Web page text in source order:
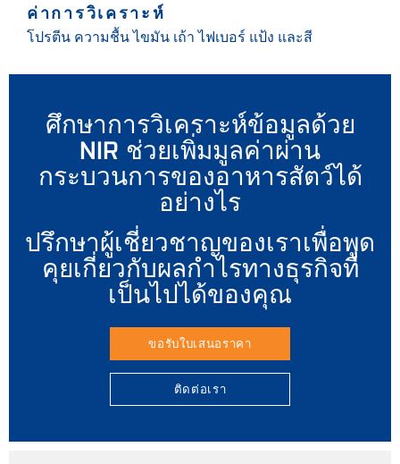
ค่าการวิเคราะห์
โปรตีน ความชื้น ไขมัน เถ้า ไฟเบอร์ แป้ง และสี
ศึกษาการวิเคราะห์ข้อมูลด้วย
NIR ช่วยเพิ่มมูลค่าผ่าน
กระบวนการของอาหารสัตว์ได้
อย่างไร
ปรึกษาผู้เชี่ยวชาญของเราเพื่อพูด
คุยเกี่ยวกับผลกำไรทางธุรกิจที่
เป็นไปได้ของคุณ
ขอรับใบเสนอราคา
ติดต่อเรา